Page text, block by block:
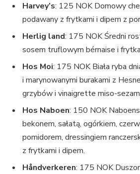
Harvey’s: 125 NOK Domowy
podawany z frytkami i dipem z
Herlig land: 175 NOK Średni
sosem truflowym bérnaise i
Hos Moi: 175 NOK Biała ryba
i marynowanymi burakami z
grzybów i vinaigrette miso-
Hos Naboen: 150 NOK
bekonem, sałatą, ogórkiem,
pomidorem, dressingiem
z frytkami i dipem.
Håndverkeren: 175 NOK